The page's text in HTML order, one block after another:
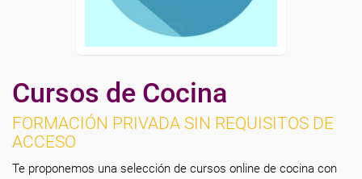
Cursos de Cocina
FORMACIÓN PRIVADA SIN REQUISITOS DE
ACCESO
Te proponemos una selección de cursos online de cocina con